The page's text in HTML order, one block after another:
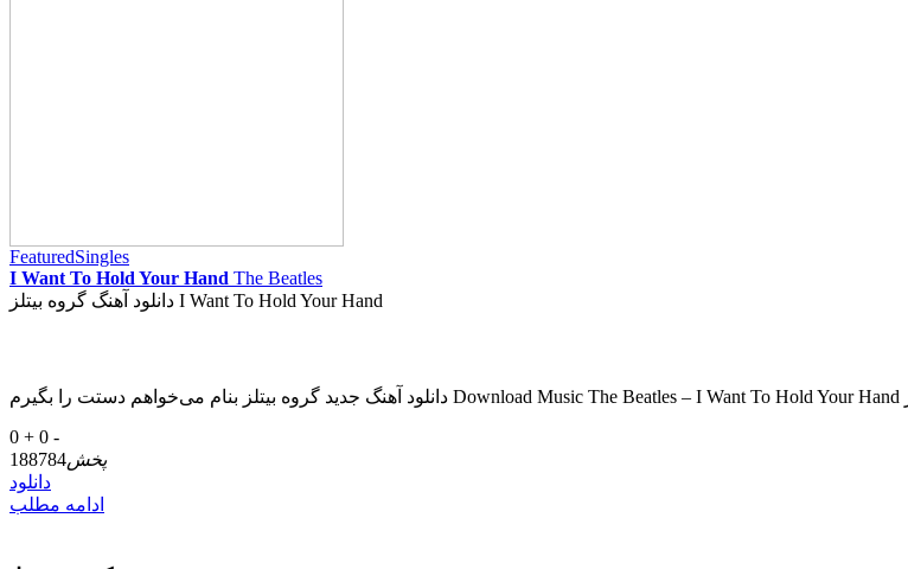
FeaturedSingles
I Want To Hold Your Hand The Beatles
دانلود آهنگ گروه بیتلز I Want To Hold Your Hand
0 + 0 -
پخش188784
دانلود
ادامه مطلب